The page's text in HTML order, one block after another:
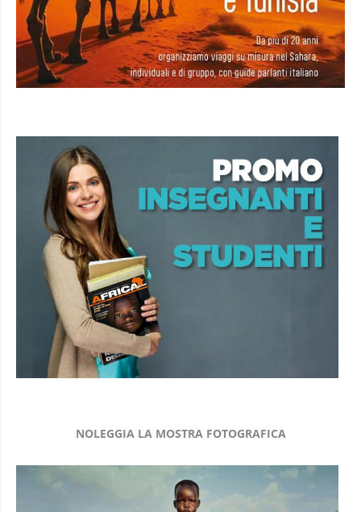
NOLEGGIA LA MOSTRA FOTOGRAFICA